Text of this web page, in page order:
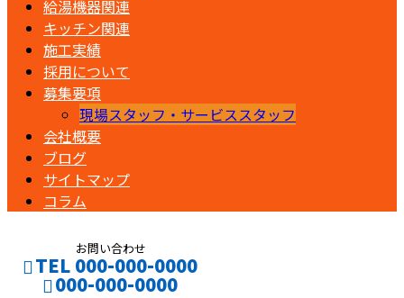
給湯機器関連
キッチン関連
施工実績
採用について
募集要項
現場スタッフ・サービススタッフ
会社概要
ブログ
サイトマップ
コラム
お問い合わせ
TEL 000-000-0000
000-000-0000